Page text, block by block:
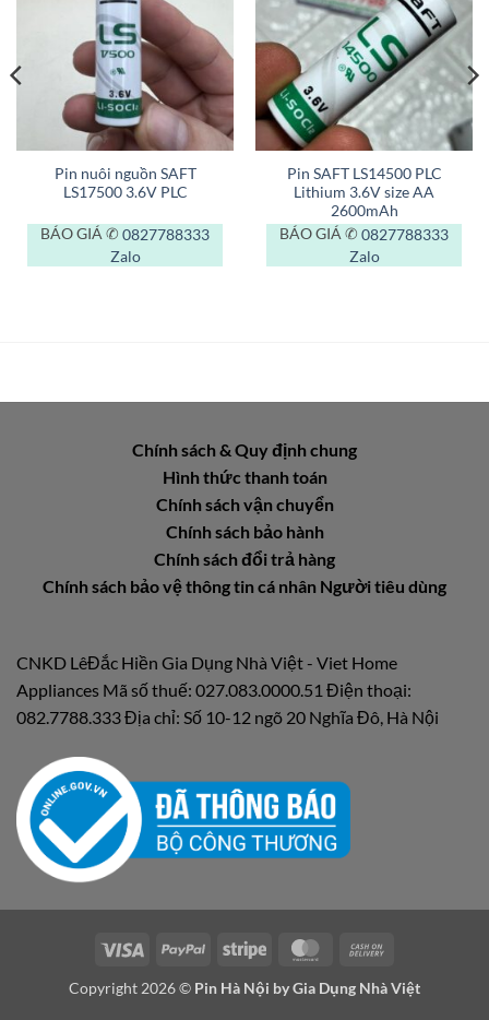
Pin nuôi nguồn SAFT
LS17500 3.6V PLC
BÁO GIÁ ✆ 0827788333
Zalo
Pin SAFT LS14500 PLC
Lithium 3.6V size AA
2600mAh
BÁO GIÁ ✆ 0827788333
Zalo
Chính sách & Quy định chung
Hình thức thanh toán
Chính sách vận chuyển
Chính sách bảo hành
Chính sách đổi trả hàng
Chính sách bảo vệ thông tin cá nhân Người tiêu dùng
CNKD LêĐắc Hiền Gia Dụng Nhà Việt - Viet Home
Appliances Mã số thuế: 027.083.0000.51 Điện thoại:
082.7788.333 Địa chỉ: Số 10-12 ngõ 20 Nghĩa Đô, Hà Nội
Visa PayPal Stripe MasterCard
Delivery
Copyright 2026 © Pin Hà Nội byGia Dụng Nhà Việt